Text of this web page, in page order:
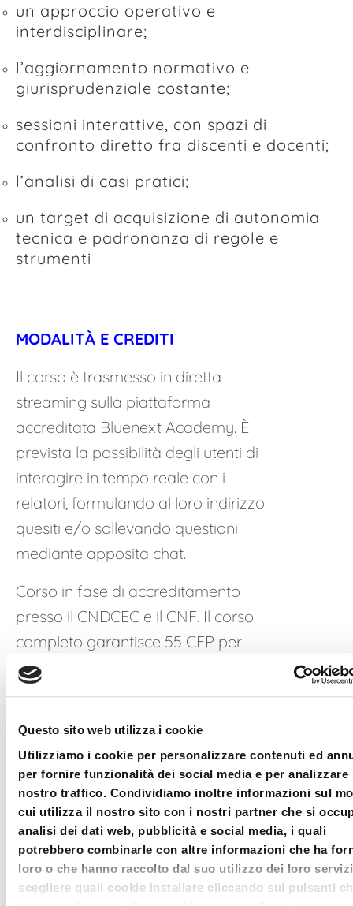
Questo sito web utilizza i cookie
Utilizziamo i cookie per personalizzare contenuti ed
per fornire funzionalità dei social media e per analizzare
nostro traffico. Condividiamo inoltre informazioni sul
cui utilizza il nostro sito con i nostri partner che si
analisi dei dati web, pubblicità e social media, i quali
potrebbero combinarle con altre informazioni che ha
loro o che hanno raccolto dal suo utilizzo dei loro
scegliere quali cookie installare cliccando sui pulsanti
un approccio operativo e
interdisciplinare;
l’aggiornamento normativo e
giurisprudenziale costante;
sessioni interattive, con spazi di
confronto diretto fra discenti e docenti;
l’analisi di casi pratici;
un target di acquisizione di autonomia
tecnica e padronanza di regole e
strumenti
MODALITÀ E CREDITI
Il corso è trasmesso in diretta
streaming sulla piattaforma
accreditata Bluenext Academy. È
prevista la possibilità degli utenti di
interagire in tempo reale con i
relatori, formulando al loro indirizzo
quesiti e/o sollevando questioni
mediante apposita chat.
Corso in fase di accreditamento
presso il CNDCEC e il CNF. Il corso
completo garantisce 55 CFP per
Dottori Commercialisti ed Esperti
Contabili, e crediti formativi per gli
successivamente deliberati dal CNF.
I crediti vengono inviati
telematicamente da Bluenext al
Portale della Formazione Continua
del CNDCEC: non è necessaria
autocertificazione. Gli Avvocati
potranno presentare il certificato